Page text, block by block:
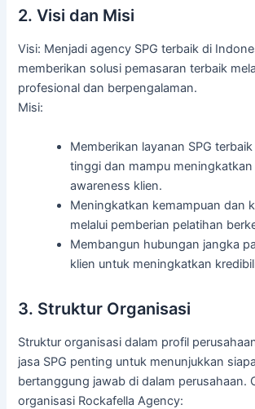
2. Visi dan Misi
Visi: Menjadi agency SPG terbaik di
memberikan solusi pemasaran terbaik
profesional dan berpengalaman.
Misi:
Memberikan layanan SPG
tinggi dan mampu meningkatkan
awareness klien.
Meningkatkan kemampuan dan
melalui pemberian pelatihan
Membangun hubungan jangka
klien untuk meningkatkan
3. Struktur Organisasi
Struktur organisasi dalam profil
jasa SPG penting untuk menunjukkan
bertanggung jawab di dalam perusahaan.
organisasi Rockafella Agency: